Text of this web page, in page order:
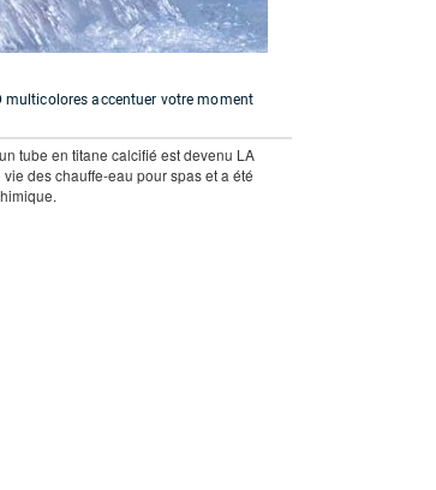
multicolores accentuer votre moment
tube en titane calcifié est devenu LA
des chauffe-eau pour spas et a été